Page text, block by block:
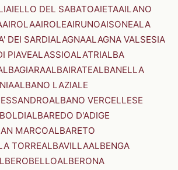
AIELLO DEL SABATOAIETAAILANO
AIROLAAIROLEAIRUNOAISONEALA
DEI SARDIALAGNAALAGNA VALSESIA
PIAVEALASSIOALATRIALBA
ALBAIRATEALBANELLA
ALBANO LAZIALE
ALBANO VERCELLESE
ALBAREDO D'ADIGE
MARCOALBARETO
TORREALBAVILLAALBENGA
ALBERONA